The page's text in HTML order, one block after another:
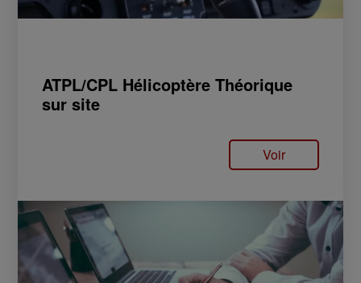
ATPL/CPL Hélicoptère Théorique
sur site
Voir